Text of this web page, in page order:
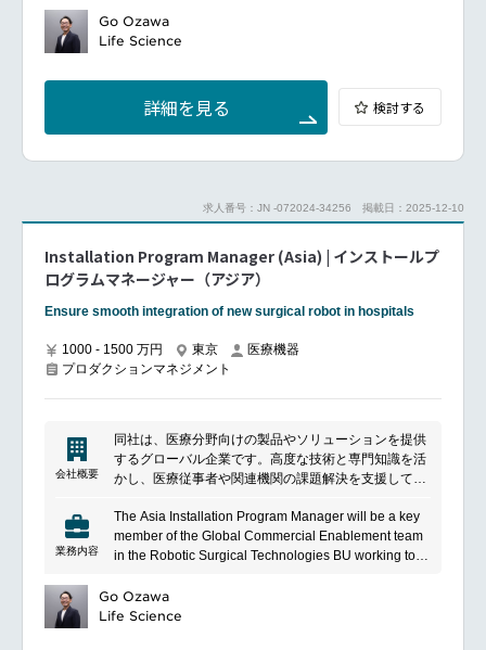
知識と経験を有し、円滑な安全管理業務の遂行を目的
とする。複雑な案件にも対処する。当社が販売する製
の事項を含む。・医薬品医療機器等法ならびにGVP省
令を遵守した業務・安全管理情報に関わる受付処理か
ら完了までの一連の業務（以下を含む）－行政当局へ
の不具合報告ならびに渉外－苦情品の調査に係る外国
連部門の調整役を担う）・社内関連部門との積極的な
立）・その他渉外（行政対応、業界対応）
＜Senior Specialist＞
マネジャーの少ない指導の下、薬機法全般についての
知識と経験を有し、円滑な品質保証業務の遂行を目的
切な履行を職責とし、以下の事項を含む。・医薬品医
療機器等法ならびにGVP省令を遵守した業務・安全管
－苦情品の調査に係る外国製造業者との折衝、調査対
象品の返送、調査報告書の作成－当社システムを利用
した安全管理情報の処理及び管理－社内関連部門との
社内関連部門との積極的なコミュニケーション（情報
Go Ozawa
Life Science
詳細を見る 検討する
求人番号：JN -072024-34256 掲載日：2025-12-10
Installation Program Manager (Asia) | インストールプ
ログラムマネージャー（アジア）
Ensure smooth integration of new surgical robot in hospitals
1000 - 1500 万円 東京
医療機器
プロダクションマネジメント
会社概要
同社は、医療分野向けの製品やソリューションを提供
するグローバル企業です。高度な技術と専門知識を活
かし、医療従事者や関連機関の課題解決を支援してい
がら、医療現場の効率化や患者体験の向上に貢献。グ
ローバルな事業基盤を活かし、多様なニーズに応える
価値創出を推進しています。
業務内容
The Asia Installation Program Manager will be a key
member of the Global Commercial Enablement team
in the Robotic Surgical Technologies BU working to
You will be a part of a global network of installation
managers who will establish together the best
Go Ozawa
Life Science